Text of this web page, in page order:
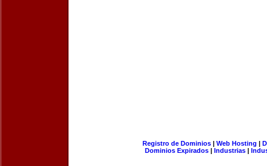
Registro de Dominios| Web Hosting |
Dominios Expirados | Industrias |